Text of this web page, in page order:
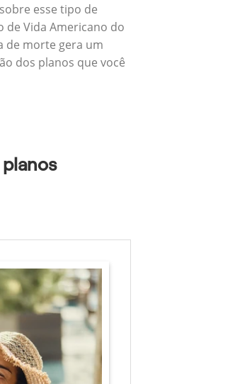
esse tipo de
Vida Americano do
de morte gera um
dos planos que você